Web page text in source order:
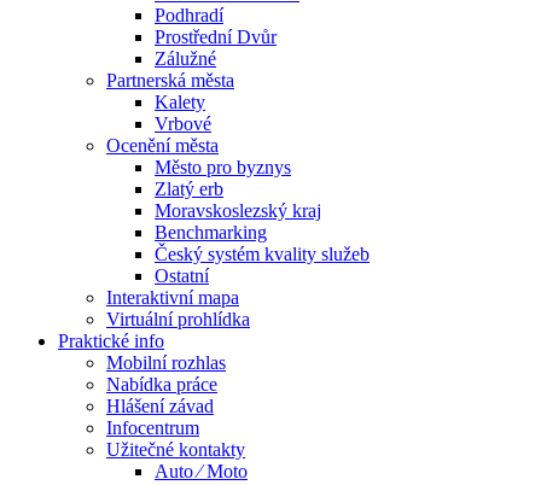
Podhradí
Prostřední Dvůr
Zálužné
Partnerská města
Kalety
Vrbové
Ocenění města
Město pro byznys
Zlatý erb
Moravskoslezský kraj
Benchmarking
Český systém kvality služeb
Ostatní
Interaktivní mapa
Virtuální prohlídka
Praktické info
Mobilní rozhlas
Nabídka práce
Hlášení závad
Infocentrum
Užitečné kontakty
Auto ⁄ Moto